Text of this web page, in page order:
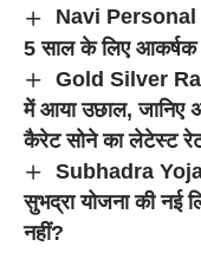
Navi Personal
5 साल के लिए आकर्षक
Gold Silver
में आया उछाल,
कैरेट सोने का लेटेस्ट
Subhadra
सुभद्रा योजना की नई
नहीं?